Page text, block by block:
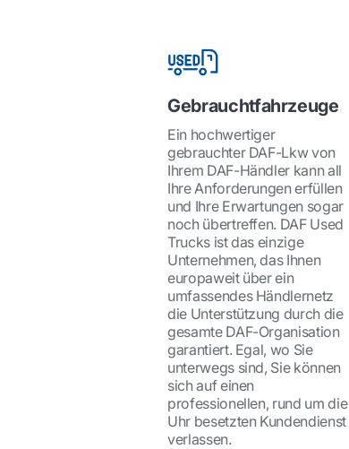
Gebrauchtfahrzeuge
Ein hochwertiger
gebrauchter DAF-Lkw von
Ihrem DAF-Händler kann all
Ihre Anforderungen erfüllen
und Ihre Erwartungen sogar
noch übertreffen. DAF Used
Trucks ist das einzige
Unternehmen, das Ihnen
europaweit über ein
umfassendes Händlernetz
die Unterstützung durch die
gesamte DAF-Organisation
garantiert. Egal, wo Sie
unterwegs sind, Sie können
sich auf einen
professionellen, rund um die
Uhr besetzten Kundendienst
verlassen.